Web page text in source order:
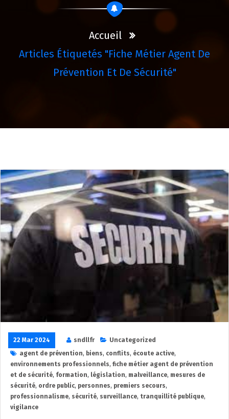
Accueil
Articles Étiquetés "fiche Métier Agent De
Prévention Et De Sécurité"
22 Mar 2024 sndllfr
Uncategorized
agent de prévention, biens, conflits, écoute active,
environnements professionnels, fiche métier agent de prévention
et de sécurité, formation, législation, malveillance, mesures de
sécurité, ordre public, personnes, premiers secours,
professionnalisme, sécurité, surveillance, tranquillité publique,
vigilance